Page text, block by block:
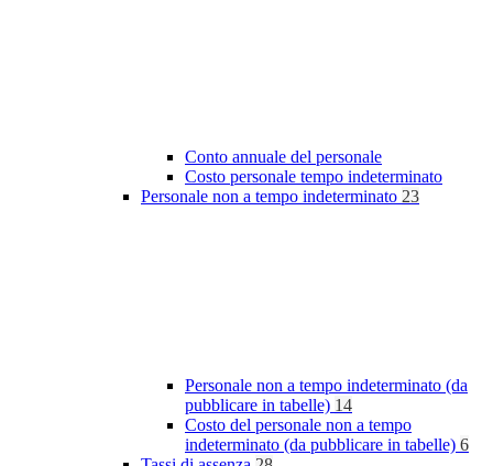
Conto annuale del personale
Costo personale tempo indeterminato
Personale non a tempo indeterminato 23
Personale non a tempo indeterminato (da
pubblicare in tabelle) 14
Costo del personale non a tempo
indeterminato (da pubblicare in tabelle) 6